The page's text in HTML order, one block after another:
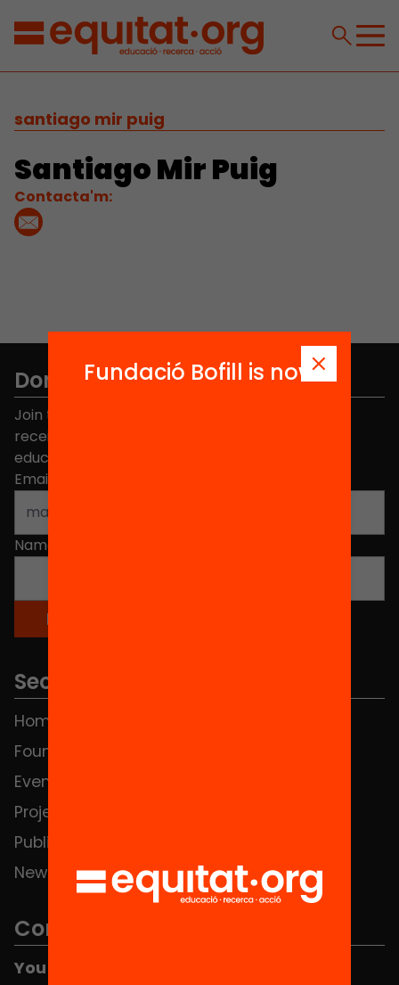
santiago mir puig
Santiago Mir Puig
Contacta'm:
Don't miss anything.
Join the more than 40,000 people who already
receive news about initiatives and projects for
educational change in Catalonia.
Email address
Name
Sections
Home
Foundation
Events
Projects
Publications and videos
News
Contact
You can find us at the Social HUB
Fundació Bofill is now